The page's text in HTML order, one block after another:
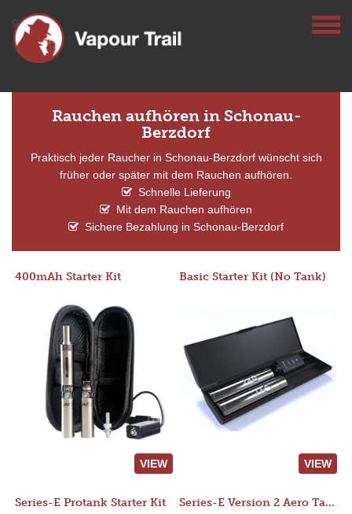
Rauchen aufhören in Schonau-
Berzdorf
Praktisch jeder Raucher in Schonau-Berzdorf wünscht sich
früher oder später mit dem Rauchen aufhören.
Schnelle Lieferung
Mit dem Rauchen aufhören
Sichere Bezahlung in Schonau-Berzdorf
400mAh Starter Kit
VIEW
Basic Starter Kit (No Tank)
VIEW
Series-E Protank Starter Kit Series-E Version 2 Aero Tank Starter Kit